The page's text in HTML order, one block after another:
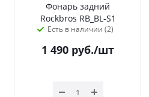
Фонарь задний
Rockbros RB_BL-S1
Есть в наличии (2)
1 490 руб./шт